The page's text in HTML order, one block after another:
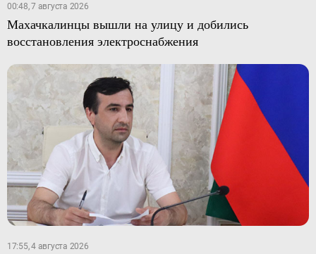
00:48, 7 августа 2026
Махачкалинцы вышли на улицу и добились
восстановления электроснабжения
17:55, 4 августа 2026